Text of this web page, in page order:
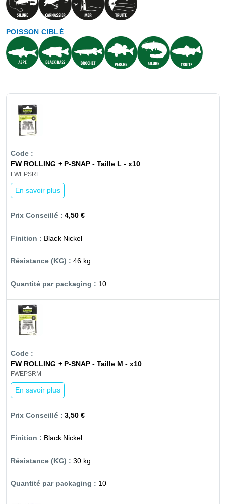
POISSON CIBLÉ
FW ROLLING + P-SNAP - Taille L - x10
FWEPSRL
En savoir plus
4,50 €
Black Nickel
46 kg
10
FW ROLLING + P-SNAP - Taille M - x10
FWEPSRM
En savoir plus
3,50 €
Black Nickel
30 kg
10